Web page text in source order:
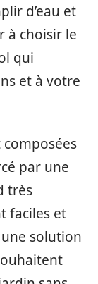
d’eau et
à choisir le
qui
et à votre
par une
très
faciles et
solution